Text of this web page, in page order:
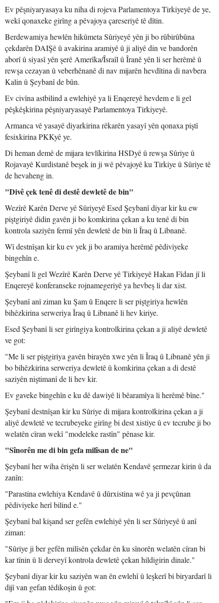
Ev pêşniyaryasaya ku niha di rojeva Parlamentoya Tirkiyeyê de ye,
wekî qonaxeke girîng a pêvajoya çareseriyê tê dîtin.
Berdewamiya hewlên hikûmeta Sûriyeyê yên ji bo rûbirûbûna
çekdarên DAIŞê û avakirina aramiyê û ji aliyê din ve bandorên
aborî û siyasî yên şerê Amerîka/Îsraîl û Îranê yên li ser herêmê û
rewşa cezayan û veberhênanê di nav mijarên hevdîtina di navbera
Kalin û Şeybanî de bûn.
Ev civîna astbilind a ewlehiyê ya li Enqereyê hevdem e li gel
pêşkêşkirina pêşniyaryasayê Parlamentoya Tirkiyeyê.
Armanca vê yasayê diyarkirina rêkarên yasayî yên qonaxa piştî
fesixkirina PKKyê ye.
Di heman demê de mijara tevlîkirina HSDyê û rewşa Sûriye û
Rojavayê Kurdistanê beşek in ji wê pêvajoyê ku Tirkiye û Sûriye tê
de hevaheng in.
"Divê çek tenê di destê dewletê de bin"
Wezîrê Karên Derve yê Sûriyeyê Esed Şeybanî diyar kir ku ew
piştgiriyê didin gavên ji bo komkirina çekan a ku tenê di bin
kontrola saziyên fermî yên dewletê de bin li Îraq û Libnanê.
Wî destnîşan kir ku ev yek ji bo aramiya herêmê pêdiviyeke
bingehîn e.
Şeybanî li gel Wezîrê Karên Derve yê Tirkiyeyê Hakan Fîdan jî li
Enqereyê konferanseke rojnamegeriyê ya hevbeş li dar xist.
Şeybanî anî ziman ku Şam û Enqere li ser piştgiriya hewlên
bihêzkirina serweriya Îraq û Libnanê li hev kiriye.
Esed Şeybanî li ser girîngiya kontrolkirina çekan a ji aliyê dewletê
ve got:
"Me li ser piştgiriya gavên birayên xwe yên li Îraq û Libnanê yên ji
bo bihêzkirina serweriya dewletê û komkirina çekan a di destê
saziyên niştimanî de li hev kir.
Ev gaveke bingehîn e ku dê dawiyê li bêaramîya li herêmê bîne."
Şeybanî destnîşan kir ku Sûriye di mijara kontrolkirina çekan a ji
aliyê dewletê ve tecrubeyeke girîng bi dest xistiye û ev tecrube ji bo
welatên cîran wekî "modeleke rastîn" pênase kir.
"Sînorên me di bin gefa milîsan de ne"
Şeybanî her wiha êrişên li ser welatên Kendavê şermezar kirin û da
zanîn:
"Parastina ewlehiya Kendavê û dûrxistina wê ya ji pevçûnan
pêdiviyeke herî bilind e."
Şeybanî bal kişand ser gefên ewlehiyê yên li ser Sûriyeyê û anî
ziman:
"Sûriye ji ber gefên milîsên çekdar ên ku sînorên welatên cîran bi
kar tînin û li derveyî kontrola dewletê çekan hildigirin dinale."
Şeybanî diyar kir ku saziyên wan ên ewlehî û leşkerî bi biryardarî li
dijî van gefan têdikoşin û got: